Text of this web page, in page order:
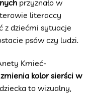
przyznało w
literaccy
z dziećmi sytuacje
psów czy ludzi.
Kmieć-
kolor sierści w
to wizualny,